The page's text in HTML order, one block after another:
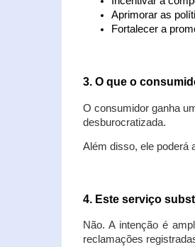
Aprimorar as
Fortalecer a
3. O que o
O consumidor ganha
desburocratizada.
Além disso, ele poderá
4. Este serviço
Não. A intenção é
reclamações